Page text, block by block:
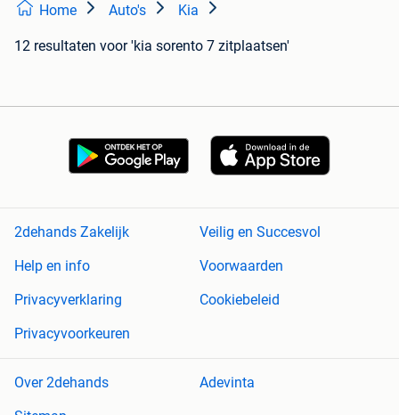
Home Auto's Kia
12 resultaten voor 'kia sorento 7 zitplaatsen'
2dehands Zakelijk
Veilig en Succesvol
Help en info
Voorwaarden
Privacyverklaring
Cookiebeleid
Privacyvoorkeuren
Over 2dehands
Adevinta